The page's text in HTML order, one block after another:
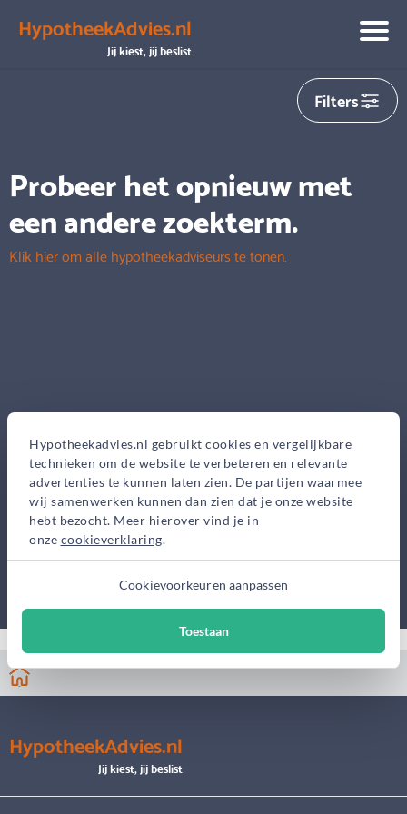
Hypotheekadvies.nl gebruikt cookies en vergelijkbare
technieken om de website te verbeteren en relevante
advertenties te kunnen laten zien. De partijen waarmee
wij samenwerken kunnen dan zien dat je onze website
hebt bezocht. Meer hierover vind je in
onze cookieverklaring.
Cookievoorkeuren aanpassen
Toestaan
HypotheekAdvies.nl
Jij kiest, jij beslist
We hebben helaas0adviseurs gevonden die aansluiten op
jouw zoekopdracht
Filters
Probeer het opnieuw met
een andere zoekterm.
Klik hier om alle hypotheekadviseurs te tonen.
HypotheekAdvies.nl
Jij kiest, jij beslist